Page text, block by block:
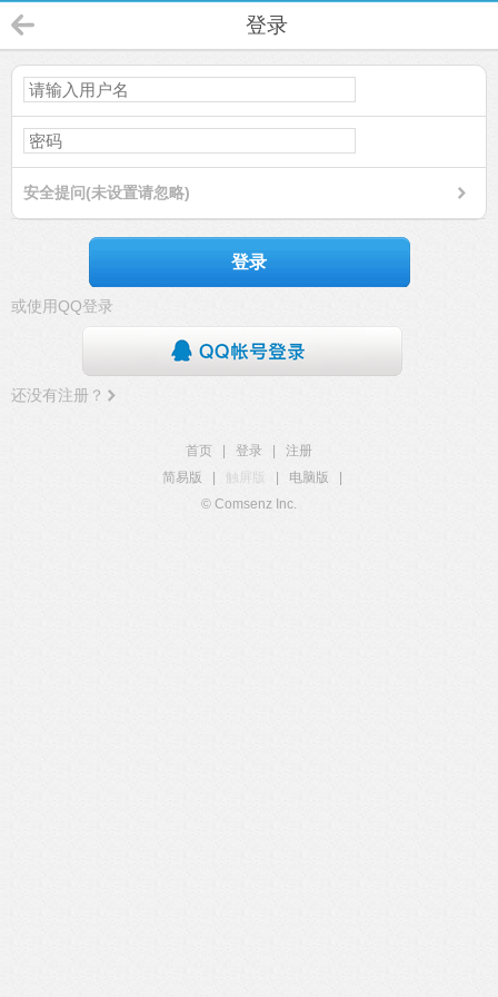
登录
安全提问(未设置请忽略)
登录
或使用QQ登录
还没有注册？
首页 登录
注册
简易版
触屏版 电脑版
© Comsenz Inc.